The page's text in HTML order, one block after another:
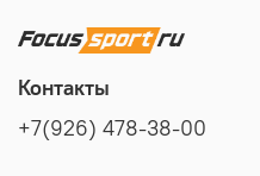
Контакты
+7(926) 478-38-00